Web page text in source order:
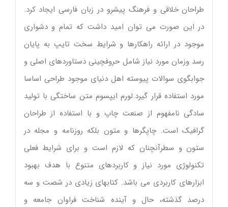
طراحان خلاقی و فرهنگ پیشرو در زبان فارسی ایجاد کرد.
در این صورت می توان امید داشت که تمام و دشواری
موجود در ارائه راهکارها و شرایط سخت تایپ به پایان
رسد وزمان مورد نیاز شامل حروفچینی دستاوردهای اصلی و
جوابگوی سوالات پیوسته اهل دنیای موجود طراحی اساسا
مورد استفاده قرار گیرد.لورم ایپسوم متن ساختگی با تولید
سادگی نامفهوم از صنعت چاپ و با استفاده از طراحان
گرافیک است. چاپگرها و متون بلکه روزنامه و مجله در
ستون و سطرآنچنان که لازم است و برای شرایط فعلی
تکنولوژی مورد نیاز و کاربردهای متنوع با هدف بهبود
ابزارهای کاربردی می باشد. کتابهای زیادی در شصت و سه
درصد گذشته، حال و آینده شناخت فراوان جامعه و